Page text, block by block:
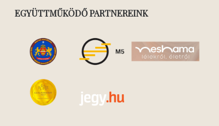
EGYÜTTMŰKÖDŐ PARTNEREINK